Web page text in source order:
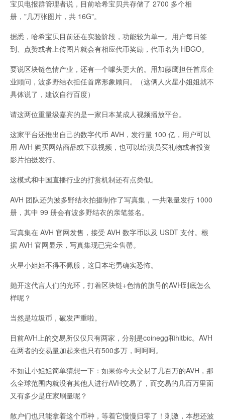
宝贝电报群管理者说，目前哈希宝贝共存储了 2700 多个相
册，"几万张图片，共 16G"。
据悉，哈希宝贝目前还在实验阶段，功能较为单一。用户每日签
到、点赞或者上传图片就会有相应代币奖励，代币名为 HBGO。
要说区块链色情产业，还有一个噱头更大的。用加藤鹰担任首席企
业顾问，波多野结衣担任首席形象顾问。（这俩人火星小姐姐就不
具体说了，建议自行百度）
请这两位重量级嘉宾的是一家日本某成人视频播放平台。
这家平台还推出自己的数字代币 AVH，发行量 100 亿，用户可以
用 AVH 购买网站商品或下载视频，也可以给演员买礼物或者投资
影片拍摄发行。
这模式和中国直播行业的打赏机制还有点类似。
AVH 团队还为波多野结衣拍摄制作了写真集，一共限量发行 1000
册，其中 99 册会有波多野结衣的亲笔签名。
写真集在 AVH 官网发售，接受 AVH 数字币以及 USDT 支付。根
据 AVH 官网显示，写真集现已完全售罄。
火星小姐姐不得不佩服，这日本宅男确实恐怖。
抛开这代言人们的光环，打着区块链+色情的旗号的AVH到底怎么
样呢？
当然是垃圾币，破发严重啦。
目前AVH上的交易所仅仅只有两家，分别是coinegg和hitbic。AVH
在两者的交易量加起来也只有500多万，呵呵呵。
不如让小姐姐简单猜想一下：如果你今天交易了几百万的AVH，那
么全球范围内就没有其他人进行AVH交易了，而交易的几百万里面
又有多少是庄家刷量呢？
散户们也只能拿着这个币种，等着它慢慢归零了！刺激，本想还波